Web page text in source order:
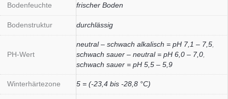
Bodenfeuchte frischer Boden
Bodenstruktur durchlässig
PH-Wert
neutral – schwach alkalisch = pH 7,1 – 7,5
schwach sauer – neutral = pH 6,0 – 7,0
schwach sauer = pH 5,5 – 5,9
Winterhärtezone 5 = (-23,4 bis -28,8 °C)